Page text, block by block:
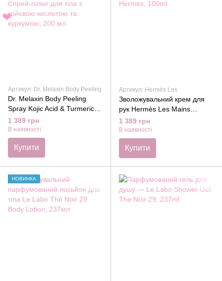
Артикул: Dr. Melaxin Body Peeling
Dr. Melaxin Body Peeling
Spray Kojic Acid & Turmeric -
Спрей-пілінг для тіла з
койєвою кислотою та
куркумою, 200 мл
1 389 грн
В наявності
Купити
Артикул: Hermès Les
Зволожувальний крем для
рук Hermès Les Mains
Hermès, 100ml
1 389 грн
В наявності
Купити
НОВИНКА
❤